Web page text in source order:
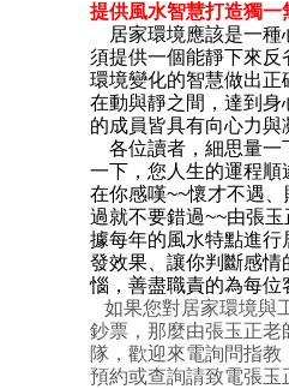
提供風水智慧打造獨一
居家環境應該是一種
須提供一個能靜下來
環境變化的智慧做出
在動與靜之間，達到
的成員皆具有向心力
各位讀者，細思量一
一下，您人生的運程
在你感嘆~~懷才不遇
過就不要錯過~~由張
據每年的風水特點進
發效果、讓你判斷感
惱，善盡職責的為每位
如果您對居家環境與
鈔票，那麼由張玉正
隊，歡迎來電詢問指
預約或查詢請致電張